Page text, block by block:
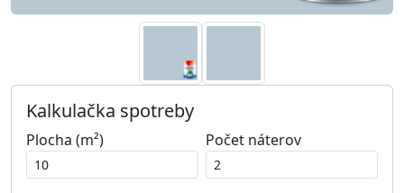
Kalkulačka spotreby
Plocha (m²) Počet náterov